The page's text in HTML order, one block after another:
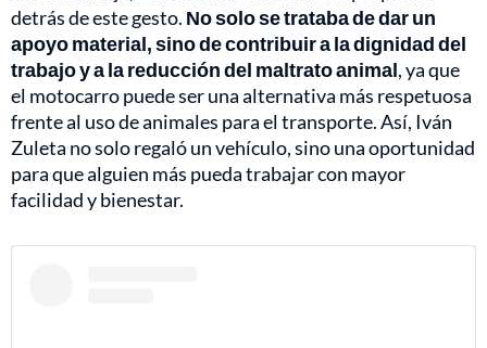
detrás de este gesto. No solo se trataba de dar un
apoyo material, sino de contribuir a la dignidad del
trabajo y a la reducción del maltrato animal, ya que
el motocarro puede ser una alternativa más respetuosa
frente al uso de animales para el transporte. Así, Iván
Zuleta no solo regaló un vehículo, sino una oportunidad
para que alguien más pueda trabajar con mayor
facilidad y bienestar.